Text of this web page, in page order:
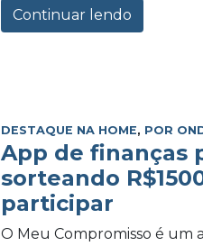
Continuar lendo
DESTAQUE NA HOME, POR
App de finanças
sorteando
participar
O Meu Compromisso é um